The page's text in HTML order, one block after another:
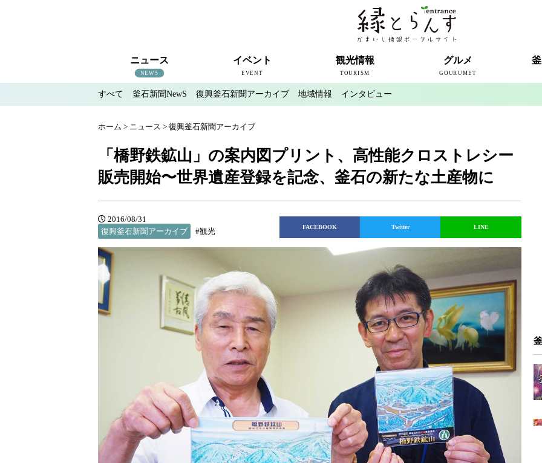
ニュース
NEWS
すべて
釜石新聞NewS
復興釜石新聞アーカイブ
地域情報
インタビュー
イベント
EVENT
釜石のイベント情報
観光情報
TOURISM
近代製鉄発祥の地
観光スポット
宿泊情報
釜石情報交流センター
魚河岸テラス
うのすまい・トモス
根浜シーサイド
SL銀河
三陸鉄道
グルメ
GOURUMET
すべて 釜石新聞NewS 復興釜石新聞アーカイブ 地域情報 インタビュー
ホーム > ニュース > 復興釜石新聞アーカイブ
「橋野鉄鉱山」の案内図プリント、高性能クロストレシー
販売開始〜世界遺産登録を記念、釜石の新たな土産物に
2016/08/31
復興釜石新聞アーカイブ
#観光 FACEBOOK Twitter LINE